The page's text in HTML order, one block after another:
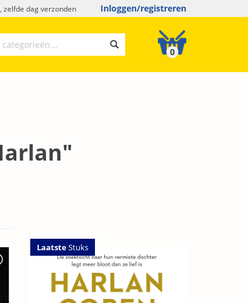
zelfde dag verzonden Inloggen/registreren
0
LaatsteStuks